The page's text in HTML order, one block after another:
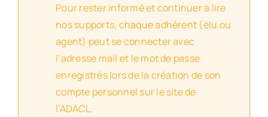
Pour rester informé et continuer à lire
nos supports, chaque adhérent (élu ou
agent) peut se connecter avec
l’adresse mail et le mot de passe
enregistrés lors de la création de son
compte personnel sur le site de
l’ADACL.